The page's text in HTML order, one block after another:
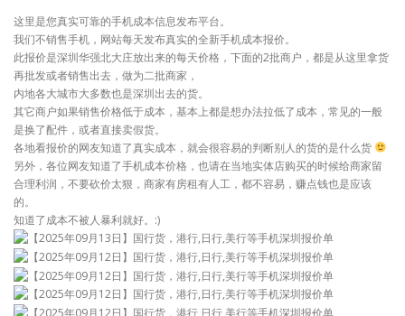
这里是您真实可靠的手机成本信息发布平台。
我们不销售手机，网站每天发布真实的全新手机成本报价。
此报价是深圳华强北大庄放出来的每天价格，下面的2批商户，都是从这里拿货
再批发或者销售出去，做为二批商家，
内地各大城市大多数也是深圳出去的货。
其它商户如果销售价格低于成本，基本上都是想办法拉低了成本，常见的一般
是换了配件，或者直接卖假货。
各地看报价的网友知道了真实成本，就会很容易的判断别人的货的是什么货
另外，各位网友知道了手机成本价格，也请在当地实体店购买的时候给商家留
合理利润，不要砍价太狠，商家有房租有人工，都不容易，赚点钱也是应该
的。
知道了成本不被人暴利就好。:)